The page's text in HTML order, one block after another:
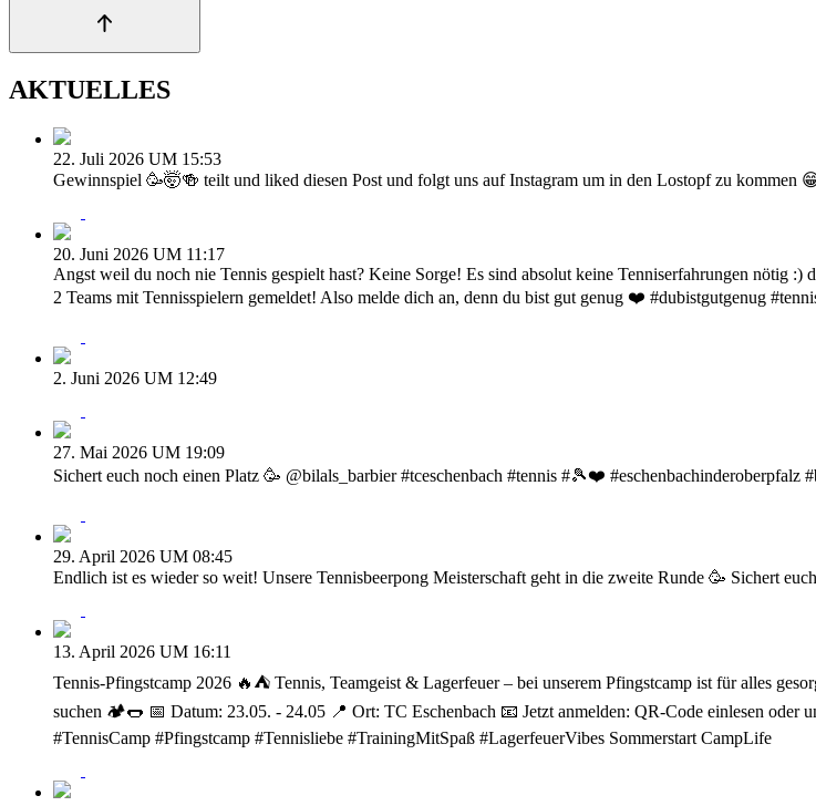
AKTUELLES
22. Juli 2026 UM 15:53
Gewinnspiel 🥳🤯🍻 teilt und liked diesen Post und folgt uns auf Instagram um in den Lostopf zu kommen
20. Juni 2026 UM 11:17
Angst weil du noch nie Tennis gespielt hast? Keine Sorge! Es sind absolut keine Tenniserfahrungen nötig
2 Teams mit Tennisspielern gemeldet! Also melde dich an, denn du bist gut genug ❤️ #dubistgutgenug
2. Juni 2026 UM 12:49
27. Mai 2026 UM 19:09
Sichert euch noch einen Platz 🥳 @bilals_barbier #tceschenbach #tennis #🎾❤️ #eschenbachinderoberpfalz
29. April 2026 UM 08:45
Endlich ist es wieder so weit! Unsere Tennisbeerpong Meisterschaft geht in die zweite Runde 🥳 Sichert
13. April 2026 UM 16:11
Tennis-Pfingstcamp 2026 🔥⛺ Tennis, Teamgeist & Lagerfeuer – bei unserem Pfingstcamp ist für alles
suchen 🏕️🌭 📅 Datum: 23.05. - 24.05 📍 Ort: TC Eschenbach 📧 Jetzt anmelden: QR-Code einlesen
#TennisCamp #Pfingstcamp #Tennisliebe #TrainingMitSpaß #LagerfeuerVibes Sommerstart CampLife